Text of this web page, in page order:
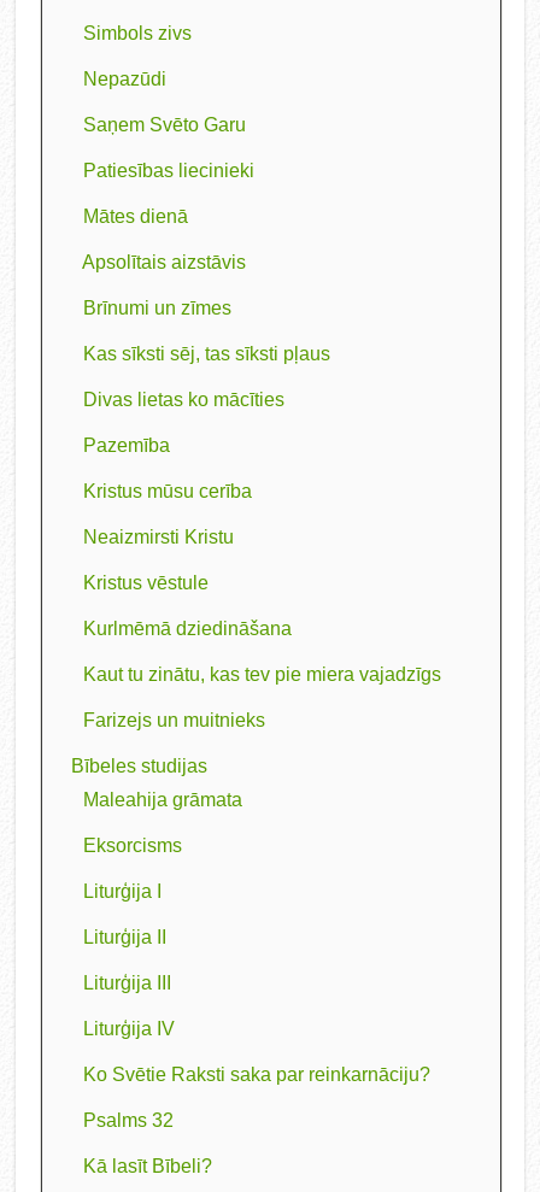
Simbols zivs
Nepazūdi
Saņem Svēto Garu
Patiesības liecinieki
Mātes dienā
Apsolītais aizstāvis
Brīnumi un zīmes
Kas sīksti sēj, tas sīksti pļaus
Divas lietas ko mācīties
Pazemība
Kristus mūsu cerība
Neaizmirsti Kristu
Kristus vēstule
Kurlmēmā dziedināšana
Kaut tu zinātu, kas tev pie miera vajadzīgs
Farizejs un muitnieks
Bībeles studijas
Maleahija grāmata
Eksorcisms
Liturģija I
Liturģija II
Liturģija III
Liturģija IV
Ko Svētie Raksti saka par reinkarnāciju?
Psalms 32
Kā lasīt Bībeli?